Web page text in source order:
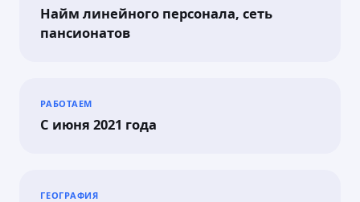
Найм линейного персонала, сеть
пансионатов
РАБОТАЕМ
С июня 2021 года
ГЕОГРАФИЯ